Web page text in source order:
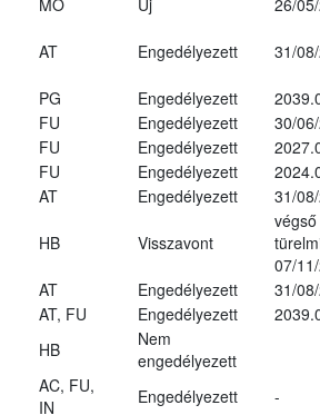
MO Új
26/
AT Engedélyezett 31/
PG Engedélyezett
FU Engedélyezett
30/
FU Engedélyezett
FU Engedélyezett
AT Engedélyezett 31/
HB Visszavont
végső
07/
AT Engedélyezett
31/
AT, FU Engedélyezett
HB
Nem
engedélyezett
AC, FU,
IN
Engedélyezett
-